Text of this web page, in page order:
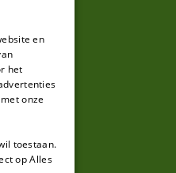
GERMAN
en
het
onze
toestaan.
op Alles